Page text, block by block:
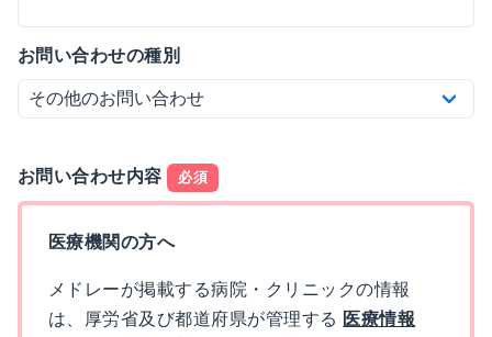
お問い合わせの種別
お問い合わせ内容 必須
医療機関の方へ
メドレーが掲載する病院・クリニックの情報
は、厚労省及び都道府県が管理する 医療情報